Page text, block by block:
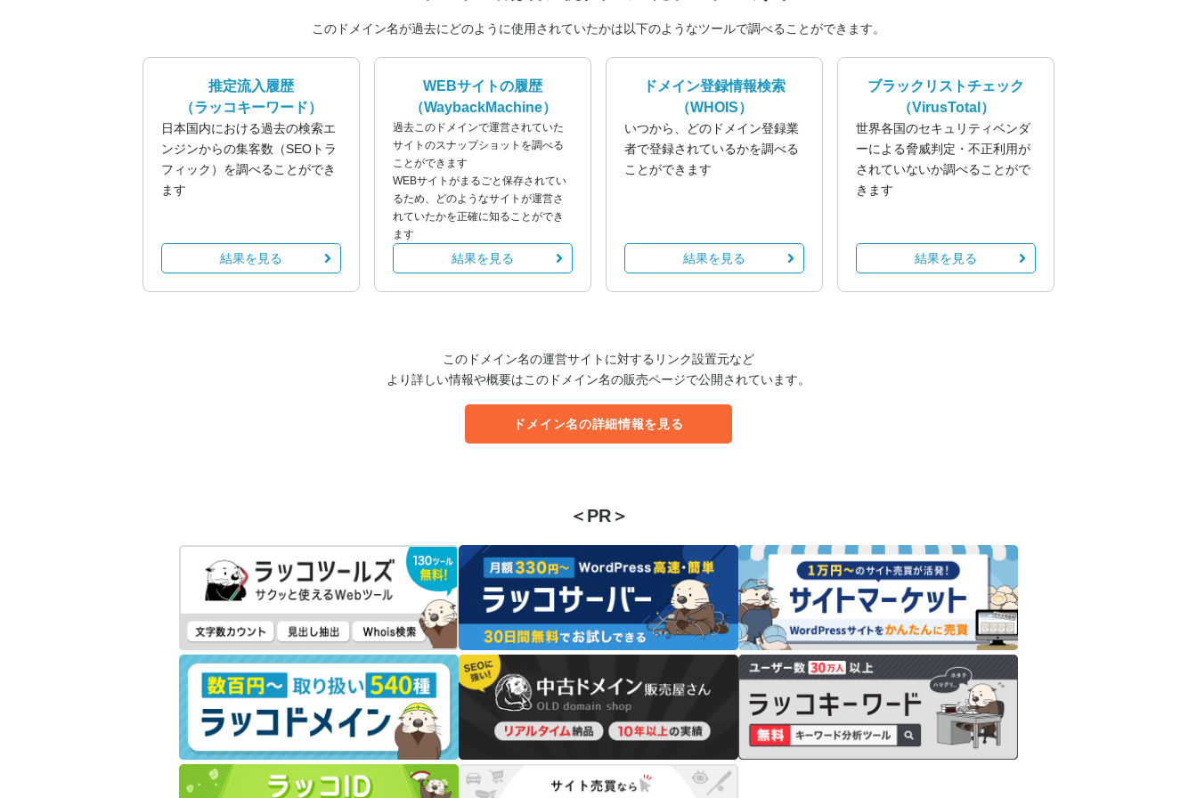
このドメイン名が過去にどのように使用されていたかは以下のようなツールで調べることができます。
推定流入履歴
（ラッコキーワード）
日本国内における過去の検索エ
ンジンからの集客数（SEOトラ
フィック）を調べることができ
ます
結果を見る
WEBサイトの履歴
（WaybackMachine）
過去このドメインで運営されていた
サイトのスナップショットを調べる
ことができます
WEBサイトがまるごと保存されてい
るため、どのようなサイトが運営さ
れていたかを正確に知ることができ
ます
結果を見る
ドメイン登録情報検索
（WHOIS）
いつから、どのドメイン登録業
者で登録されているかを調べる
ことができます
結果を見る
ブラックリストチェック
（VirusTotal）
世界各国のセキュリティベンダ
ーによる脅威判定・不正利用が
されていないか調べることがで
きます
結果を見る
このドメイン名の運営サイトに対するリンク設置元など
より詳しい情報や概要はこのドメイン名の販売ページで公開されています。
ドメイン名の詳細情報を見る
＜PR＞